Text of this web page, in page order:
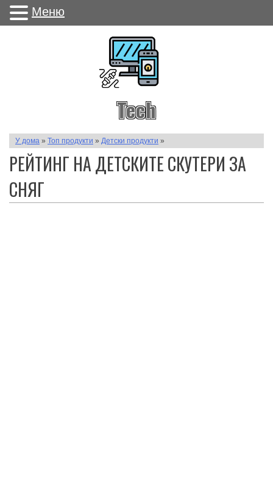
Tech
У дома » Топ продукти » Детски продукти »
РЕЙТИНГ НА ДЕТСКИТЕ СКУТЕРИ ЗА
СНЯГ
Меню